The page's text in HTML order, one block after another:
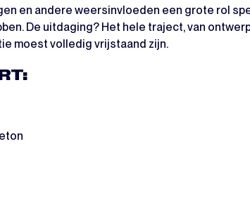
en andere weersinvloeden een grote rol
De uitdaging? Het hele traject, van
moest volledig vrijstaand zijn.